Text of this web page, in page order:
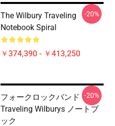
The Wilbury Traveling
Notebook Spiral
￥374,390 - ￥413,250
-20%
フォークロックバンド
Traveling Wilburys ノートブ
ック
-20%